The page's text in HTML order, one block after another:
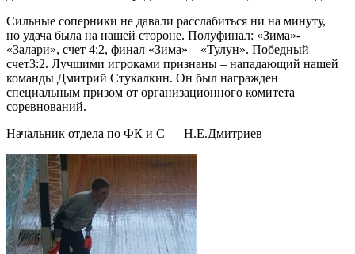
Сильные соперники не давали расслабиться ни на минуту,
но удача была на нашей стороне. Полуфинал: «Зима»-
«Залари», счет 4:2, финал «Зима» – «Тулун». Победный
счет3:2. Лучшими игроками признаны – нападающий нашей
команды Дмитрий Стукалкин. Он был награжден
специальным призом от организационного комитета
соревнований.
Начальник отдела по ФК и С Н.Е.Дмитриев